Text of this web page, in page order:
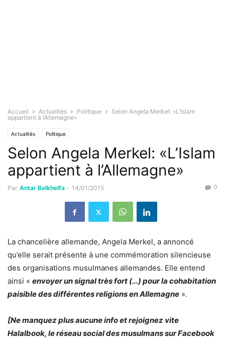
Accueil Actualités Politique
Selon Angela Merkel: «L’Islam
appartient à l’Allemagne»
Actualités Politique
Selon Angela Merkel: «L’Islam
appartient à l’Allemagne»
Par Antar Belkhelfa - 14/01/2015 0
La chancelière allemande, Angela Merkel, a annoncé
qu’elle serait présente à une commémoration silencieuse
des organisations musulmanes allemandes. Elle entend
ainsi « envoyer un signal très fort (…) pour la cohabitation
paisible des différentes religions en Allemagne ».
[Ne manquez plus aucune info et rejoignez vite
Halalbook, le réseau social des musulmans sur Facebook